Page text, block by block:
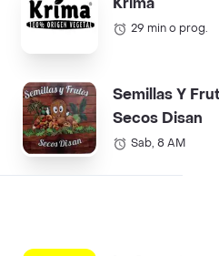
29 min o prog.
Semillas Y
Secos Disan
Sab, 8 AM